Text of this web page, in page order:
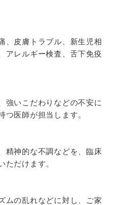
、皮膚トラブル、新生児相
アレルギー検査、舌下免疫
強いこだわりなどの不安に
つ医師が担当します。
精神的な不調などを、臨床
ただけます。
ムの乱れなどに対し、ご家